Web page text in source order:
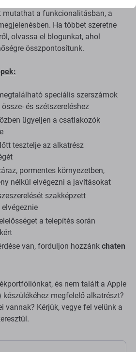
mutathat a funkcionalitásban, a
Ha többet szeretne
olvassa el blogunkat, ahol
összpontosítunk.
speciális szerszámok
és szétszereléshez
ügyeljen a csatlakozók
tesztelje az alkatrész
pormentes környezetben,
nélkül elvégezni a javításokat
szakképzett
a telepítés során
van, forduljon hozzánk chaten
és nem talált a Apple
készülékéhez megfelelő alkatrészt?
vannak? Kérjük, vegye fel velünk a